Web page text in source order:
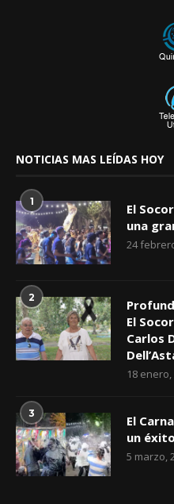
NOTICIAS MAS LEÍDAS HOY
1
El
una
24
2
El
Carlos
18 enero,
3
El
un
5 marzo,